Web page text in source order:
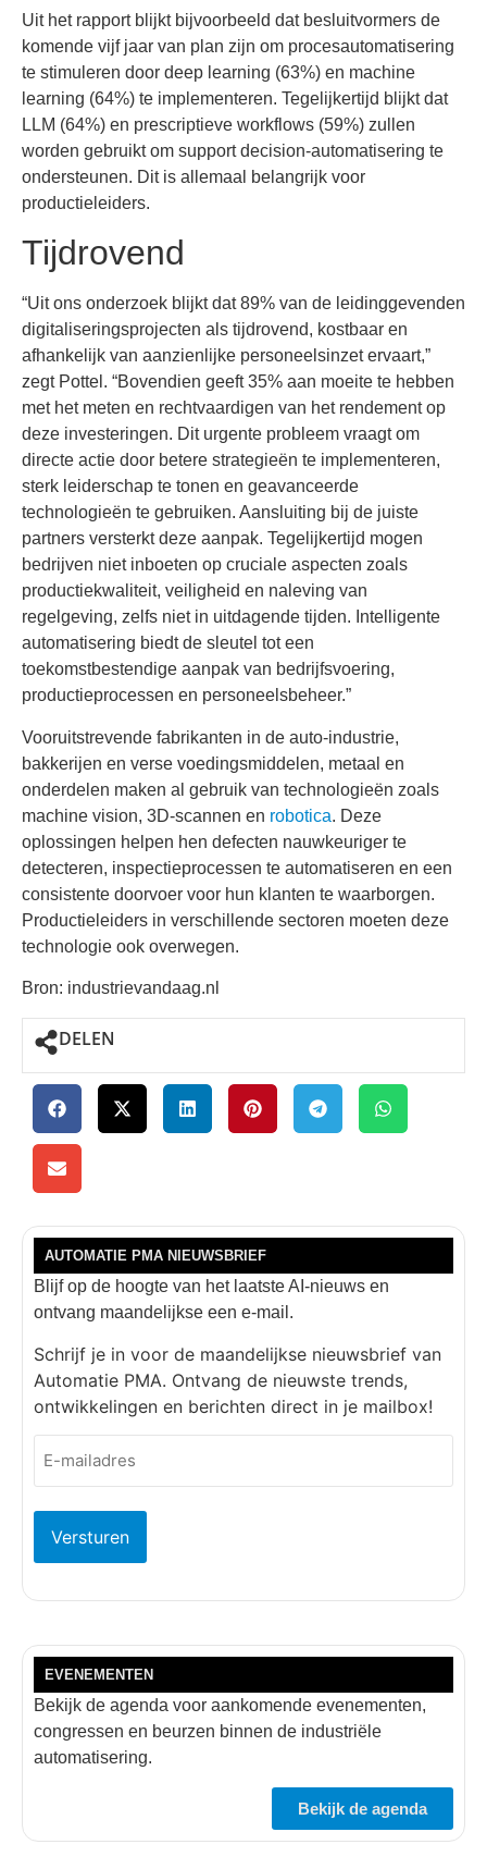
Uit het rapport blijkt bijvoorbeeld dat besluitvormers de
komende vijf jaar van plan zijn om procesautomatisering
te stimuleren door deep learning (63%) en machine
learning (64%) te implementeren. Tegelijkertijd blijkt dat
LLM (64%) en prescriptieve workflows (59%) zullen
worden gebruikt om support decision-automatisering te
ondersteunen. Dit is allemaal belangrijk voor
productieleiders.
Tijdrovend
“Uit ons onderzoek blijkt dat 89% van de leidinggevenden
digitaliseringsprojecten als tijdrovend, kostbaar en
afhankelijk van aanzienlijke personeelsinzet ervaart,”
zegt Pottel. “Bovendien geeft 35% aan moeite te hebben
met het meten en rechtvaardigen van het rendement op
deze investeringen. Dit urgente probleem vraagt om
directe actie door betere strategieën te implementeren,
sterk leiderschap te tonen en geavanceerde
technologieën te gebruiken. Aansluiting bij de juiste
partners versterkt deze aanpak. Tegelijkertijd mogen
bedrijven niet inboeten op cruciale aspecten zoals
productiekwaliteit, veiligheid en naleving van
regelgeving, zelfs niet in uitdagende tijden. Intelligente
automatisering biedt de sleutel tot een
toekomstbestendige aanpak van bedrijfsvoering,
productieprocessen en personeelsbeheer.”
Vooruitstrevende fabrikanten in de auto-industrie,
bakkerijen en verse voedingsmiddelen, metaal en
onderdelen maken al gebruik van technologieën zoals
machine vision, 3D-scannen en robotica. Deze
oplossingen helpen hen defecten nauwkeuriger te
detecteren, inspectieprocessen te automatiseren en een
consistente doorvoer voor hun klanten te waarborgen.
Productieleiders in verschillende sectoren moeten deze
technologie ook overwegen.
Bron: industrievandaag.nl
DELEN
AUTOMATIE PMA NIEUWSBRIEF
Blijf op de hoogte van het laatste AI-nieuws en
ontvang maandelijkse een e-mail.
Schrijf je in voor de maandelijkse nieuwsbrief van
Automatie PMA. Ontvang de nieuwste trends,
ontwikkelingen en berichten direct in je mailbox!
E-
mailadres
EVENEMENTEN
Bekijk de agenda voor aankomende evenementen,
congressen en beurzen binnen de industriële
automatisering.
Bekijk de agenda